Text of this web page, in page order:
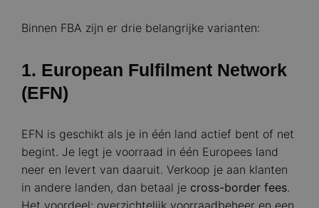
Binnen FBA zijn er drie belangrijke varianten:
1. European Fulfilment Network
(EFN)
EFN is geschikt als je in één land actief bent of net
begint. Je legt je voorraad in één Europees land
neer en levert van daaruit. Verkoop je aan klanten
in andere landen, dan betaal je cross-border fees.